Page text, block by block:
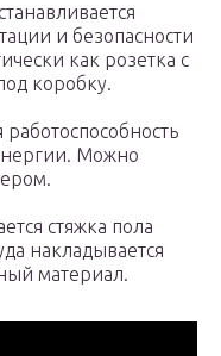
и безопасности
как розетка с
коробку.
Можно
стяжка пола
накладывается
материал.